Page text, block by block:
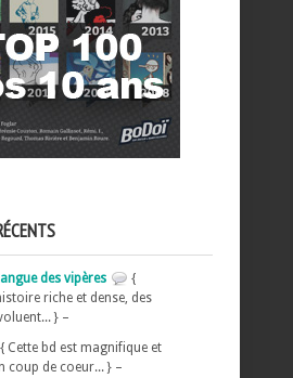
des vipères
{
riche et dense, des
} –
{ Cette bd est magnifique et
coup de coeur... } –